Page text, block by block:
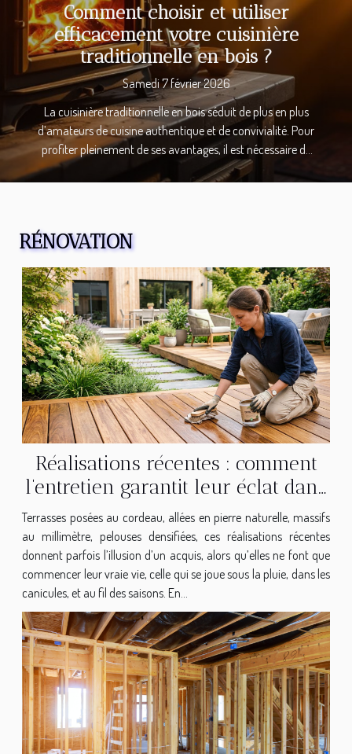
Comment choisir et utiliser
efficacement votre cuisinière
traditionnelle en bois ?
Samedi 7 février 2026
La cuisinière traditionnelle en bois séduit de plus en plus
d’amateurs de cuisine authentique et de convivialité. Pour
profiter pleinement de ses avantages, il est nécessaire de
bien la choisir et d’apprendre à l’utiliser avec efficacité.
Découvrez les conseils incontournables pour transformer
cuisinière bois se décline en plusieurs modèles, chacun
performance et de fonctionnalité. Parmi les grandes
familles, on distingue les cuisinières à foyer ouvert,
appréciées pour leur ambiance chaleureuse mais moins
performantes, et les modèles à foyer fermé qui intègrent
une chambre de combustion optimisée pour un meilleur
rendement...
RÉNOVATION
Réalisations récentes : comment
l’entretien garantit leur éclat dans
le temps
Terrasses posées au cordeau, allées en pierre naturelle, massifs
au millimètre, pelouses densifiées, ces réalisations récentes
donnent parfois l’illusion d’un acquis, alors qu’elles ne font que
commencer leur vraie vie, celle qui se joue sous la pluie, dans les
canicules, et au fil des saisons. En...